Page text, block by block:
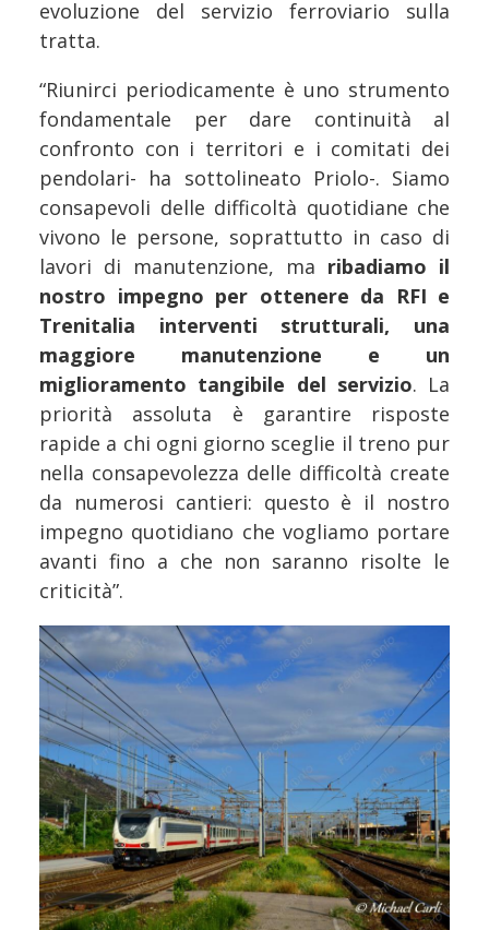
evoluzione del servizio ferroviario sulla
tratta.
“Riunirci periodicamente è uno strumento
fondamentale per dare continuità al
confronto con i territori e i comitati dei
pendolari- ha sottolineato Priolo-. Siamo
consapevoli delle difficoltà quotidiane che
vivono le persone, soprattutto in caso di
lavori di manutenzione, ma ribadiamo il
nostro impegno per ottenere da RFI e
Trenitalia interventi strutturali, una
maggiore manutenzione e un
miglioramento tangibile del servizio. La
priorità assoluta è garantire risposte
rapide a chi ogni giorno sceglie il treno pur
nella consapevolezza delle difficoltà create
da numerosi cantieri: questo è il nostro
impegno quotidiano che vogliamo portare
avanti fino a che non saranno risolte le
criticità”.